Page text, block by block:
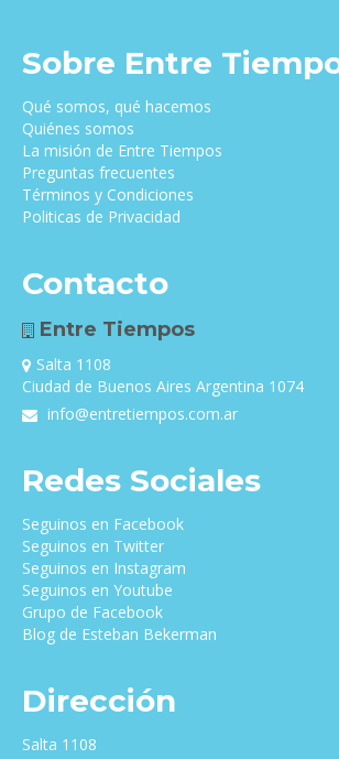
Sobre Entre
Qué somos, qué hacemos
Quiénes somos
La misión de Entre Tiempos
Preguntas frecuentes
Términos y Condiciones
Politicas de Privacidad
Contacto
Entre Tiempos
Salta 1108
Ciudad de Buenos Aires Argentina 1074
info@entretiempos.com.ar
Redes Sociales
Seguinos en Facebook
Seguinos en Twitter
Seguinos en Instagram
Seguinos en Youtube
Grupo de Facebook
Blog de Esteban Bekerman
Dirección
Salta 1108